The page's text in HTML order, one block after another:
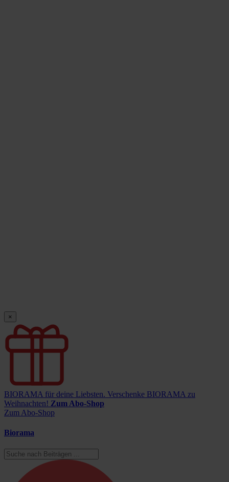
×
BIORAMA für deine Liebsten. Verschenke BIORAMA zu
Weihnachten! Zum Abo-Shop
Zum Abo-Shop
Biorama